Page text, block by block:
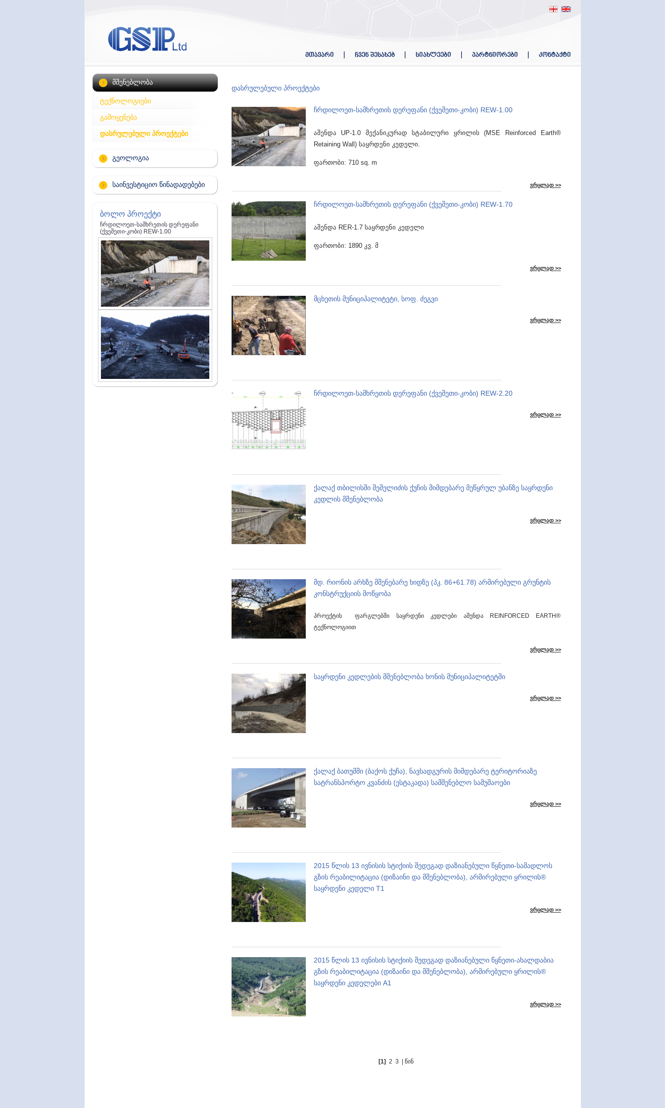
მთავარი ჩვენ შესახებ სიახლეები პარტნიორები კონტაქტი
მშენებლობა
ტექნოლოგიები
გამოყენება
დასრულებული პროექტები
გეოლოგია
საინვესტიციო წინადადებები
ბოლო პროექტი
ჩრდილოეთ-სამხრეთის დერეფანი
(ქვეშეთი-კობი) REW-1.00
დასრულებული პროექტები
ჩრდილოეთ-სამხრეთის დერეფანი (ქვეშეთი-კობი) REW-1.00
აშენდა UP-1.0 მექანიკურად სტაბილური ყრილის (MSE Reinforced Earth®
Retaining Wall) საყრდენი კედელი.
ფართობი: 710 sq. m
ვრცლად >>
ჩრდილოეთ-სამხრეთის დერეფანი (ქვეშეთი-კობი) REW-1.70
აშენდა RER-1.7 საყრდენი კედელი
ფართობი: 1890 კვ. მ
ვრცლად >>
მცხეთის მუნიციპალიტეტი, სოფ. ძეგვი
ვრცლად >>
ჩრდილოეთ-სამხრეთის დერეფანი (ქვეშეთი-კობი) REW-2.20
ვრცლად >>
ქალაქ თბილისში შეშელიძის ქუჩის მიმდებარე მეწყრულ უბანზე საყრდენი
კედლის მშენებლობა
ვრცლად >>
მდ. რიონის არხზე მშენებარე ხიდზე (პკ. 86+61.78) არმირებული გრუნტის
კონსტრუქციის მოწყობა
პროექტის ფარგლებში საყრდენი კედლები აშენდა REINFORCED EARTH®
ტექნოლოგიით
ვრცლად >>
საყრდენი კედლების მშენებლობა ხონის მუნიციპალიტეტში
ვრცლად >>
ქალაქ ბათუმში (ბაქოს ქუჩა), ნავსადგურის მიმდებარე ტერიტორიაზე
სატრანსპორტო კვანძის (ესტაკადა) სამშენებლო სამუშაოები
ვრცლად >>
2015 წლის 13 ივნისის სტიქიის შედეგად დაზიანებული წყნეთი-სამადლოს
გზის რეაბილიტაცია (დიზაინი და მშენებლობა), არმირებული ყრილის®
საყრდენი კედელი T1
ვრცლად >>
2015 წლის 13 ივნისის სტიქიის შედეგად დაზიანებული წყნეთი-ახალდაბია
გზის რეაბილიტაცია (დიზაინი და მშენებლობა), არმირებული ყრილის®
საყრდენი კედელები A1
ვრცლად >>
[1] 2 3 წინ